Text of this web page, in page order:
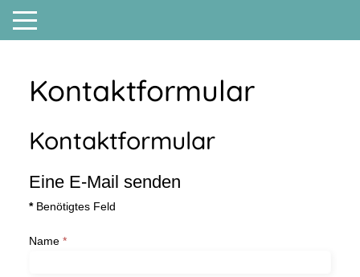
Kontaktformular
Kontaktformular
Eine E-Mail senden
*Benötigtes Feld
Name *